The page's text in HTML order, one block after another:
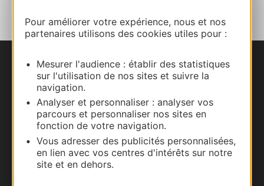
Pour améliorer votre expérience, nous et nos
partenaires utilisons des cookies utiles pour :
Mesurer l'audience : établir des statistiques
sur l'utilisation de nos sites et suivre la
navigation.
Analyser et personnaliser : analyser vos
parcours et personnaliser nos sites en
fonction de votre navigation.
Vous adresser des publicités personnalisées,
en lien avec vos centres d'intérêts sur notre
site et en dehors.
Nous contacter
Carte interactive
Documentation